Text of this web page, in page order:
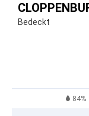
Bedeckt
84%